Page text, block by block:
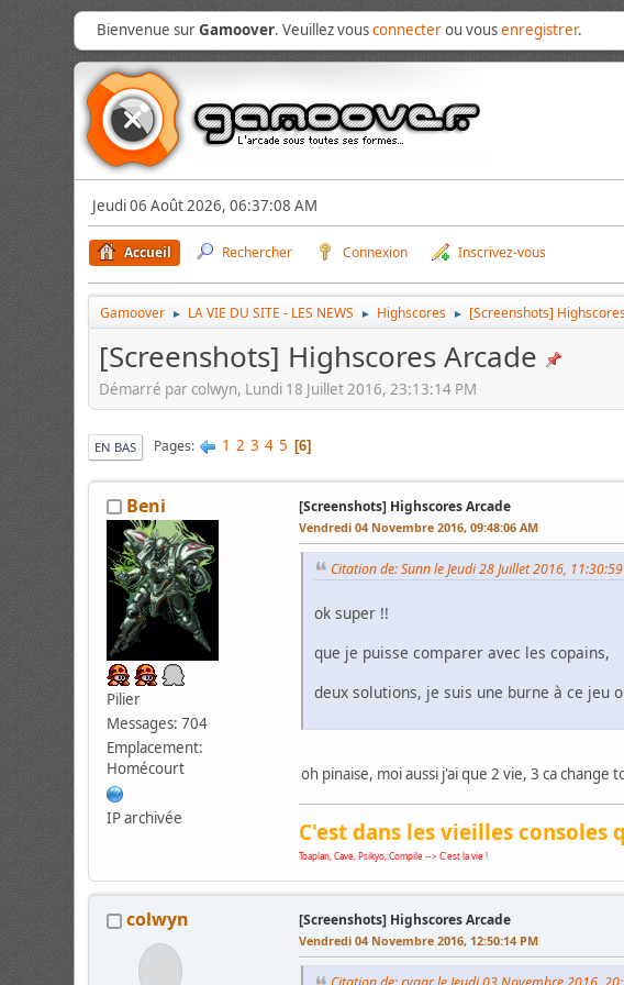
Bienvenue surGamoover. Veuillez vousconnecterou vousenregistrer.
Jeudi 06 Août 2026, 06:37:08 AM
Accueil Rechercher Connexion Inscrivez-vous
Gamoover ► LA VIE DU SITE - LES NEWS ► Highscores ► [Screenshots]
[Screenshots] Highscores Arcade
Démarré par colwyn, Lundi 18 Juillet 2016, 23:13:14 PM
EN BAS Pages 1 2 3 4 5 6
Beni
Pilier
Messages: 704
Emplacement:
Homécourt
IP archivée
[Screenshots] Highscores Arcade
Vendredi 04 Novembre 2016, 09:48:06 AM
Citation de: Sunn le Jeudi 28 Juillet 2016,
ok super !!
que je puisse comparer avec les copains,
deux solutions, je suis une burne à ce jeu
oh pinaise, moi aussi j'ai que 2 vie, 3 ca change
C'est dans les vieilles
Toaplan, Cave, Psikyo, Compile --> C'est la vie !
colwyn [Screenshots] Highscores Arcade
Vendredi 04 Novembre 2016, 12:50:14 PM